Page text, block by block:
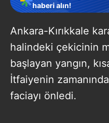
haberi alın!
Ankara-Kırıkkale
halindeki çekicinin
başlayan yangın,
İtfaiyenin
faciayı önledi.